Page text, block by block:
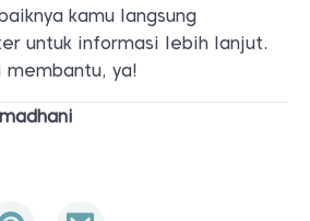
kamu langsung
untuk informasi lebih lanjut.
ya!